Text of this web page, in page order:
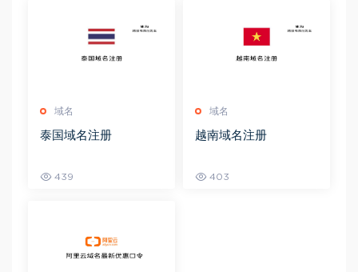
域名
泰国域名注册
439
域名
越南域名注册
403